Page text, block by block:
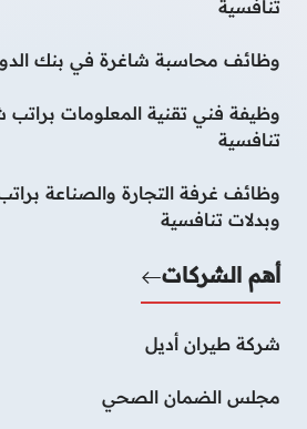
تنافسية
وظائف محاسبة شاغرة في بنك
وظيفة فني تقنية المعلومات
تنافسية
وظائف غرفة التجارة والصناعة
وبدلات تنافسية
أهم الشركات
شركة طيران أديل
مجلس الضمان الصحي